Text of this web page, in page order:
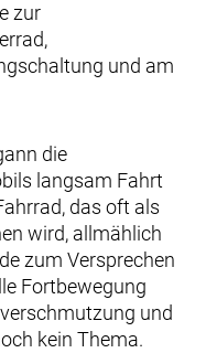
zur
und am
die
langsam Fahrt
das oft als
wird, allmählich
zum Versprechen
Fortbewegung
und
kein Thema.